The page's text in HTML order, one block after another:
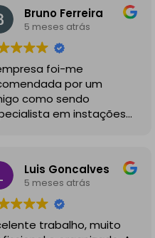
Bruno Ferreira
5 meses atrás
foi-me
por um
como sendo
em instações
bastante
comunicativos
para todas as
dúvidas.
de tomada
Luis Goncalves
5 meses atrás
trabalho, muito